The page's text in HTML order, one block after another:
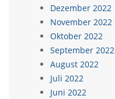
Dezember 2022
November 2022
Oktober 2022
September 2022
August 2022
Juli 2022
Juni 2022